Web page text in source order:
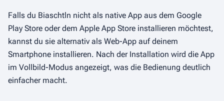
g
Falls du Biaschtln nicht als native App aus dem Google
Play Store oder dem Apple App Store installieren möchtest,
kannst du sie alternativ als Web-App auf deinem
Smartphone installieren. Nach der Installation wird die App
im Vollbild-Modus angezeigt, was die Bedienung deutlich
einfacher macht.